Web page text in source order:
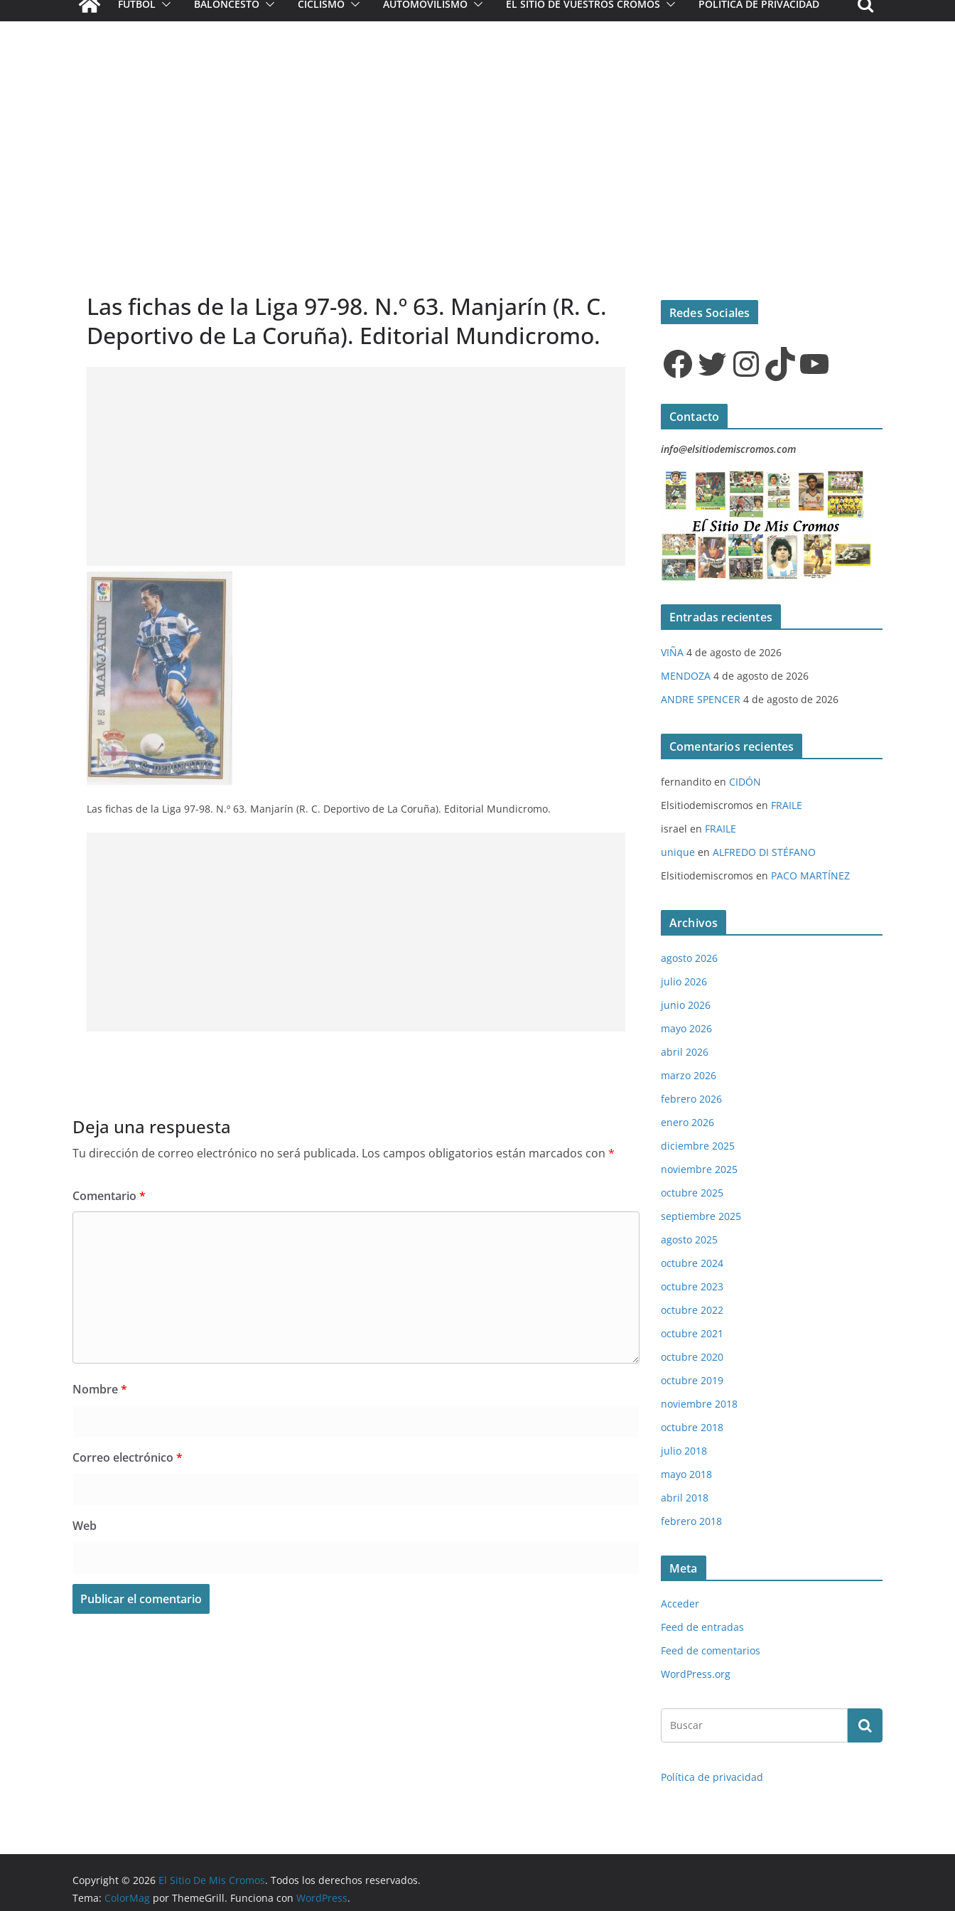
FÚTBOL BALONCESTO CICLISMO AUTOMOVILISMO EL SITIO DE VUESTROS CROMOS POLÍTICA DE PRIVACIDAD
Las fichas de la Liga 97-98. N.º 63. Manjarín (R. C.
Deportivo de La Coruña). Editorial Mundicromo.
Las fichas de la Liga 97-98. N.º 63. Manjarín (R. C. Deportivo de La Coruña). Editorial Mundicromo.
Deja una respuesta
Tu dirección de correo electrónico no será publicada. Los campos obligatorios están marcados con *
Comentario *
Nombre*
Correo electrónico *
Web
Redes Sociales
Facebook Twitter InstagramTikTok YouTube
Contacto
info@elsitiodemiscromos.com
Entradas recientes
VIÑA 4 de agosto de 2026
MENDOZA 4 de agosto de 2026
ANDRE SPENCER 4 de agosto de 2026
Comentarios recientes
fernandito en CIDÓN
Elsitiodemiscromos en FRAILE
israel en FRAILE
unique en ALFREDO DI STÉFANO
Elsitiodemiscromos en PACO MARTÍNEZ
Archivos
agosto 2026
julio 2026
junio 2026
mayo 2026
abril 2026
marzo 2026
febrero 2026
enero 2026
diciembre 2025
noviembre 2025
octubre 2025
septiembre 2025
agosto 2025
octubre 2024
octubre 2023
octubre 2022
octubre 2021
octubre 2020
octubre 2019
noviembre 2018
octubre 2018
julio 2018
mayo 2018
abril 2018
febrero 2018
Meta
Acceder
Feed de entradas
Feed de comentarios
WordPress.org
Política de privacidad
Copyright © 2026 El Sitio De Mis Cromos. Todos los derechos reservados.
Tema: ColorMag por ThemeGrill. Funciona con WordPress.